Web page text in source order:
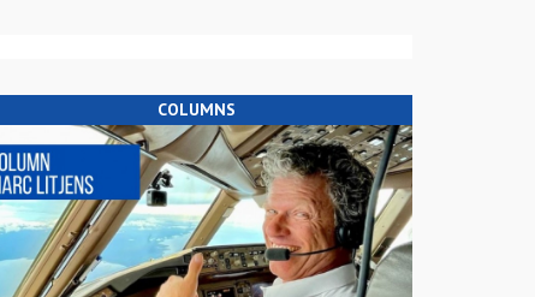
COLUMNS